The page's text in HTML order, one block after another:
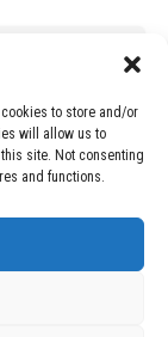
to store and/or
will allow us to
site. Not consenting
and functions.